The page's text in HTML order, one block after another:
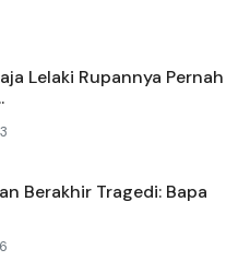
Lelaki Rupannya Pernah
Berakhir Tragedi: Bapa